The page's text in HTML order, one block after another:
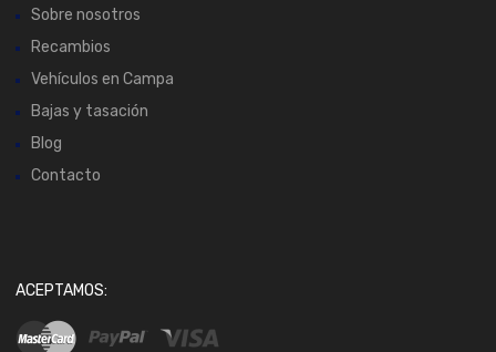
Sobre nosotros
Recambios
Vehículos en Campa
Bajas y tasación
Blog
Contacto
ACEPTAMOS: